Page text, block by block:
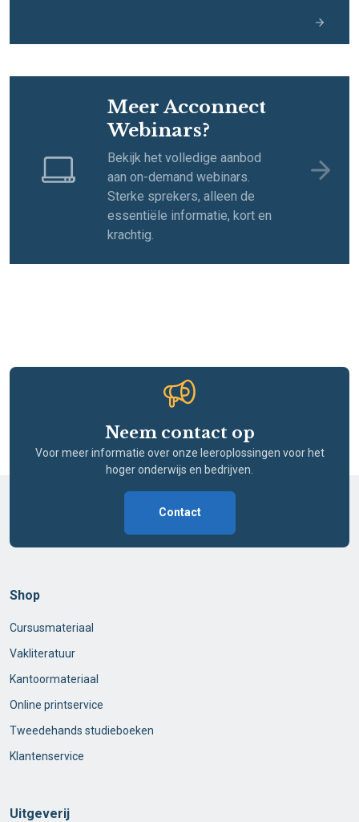
Meer Acconnect
Webinars?
Bekijk het volledige aanbod
aan on-demand webinars.
Sterke sprekers, alleen de
essentiële informatie, kort en
krachtig.
Neem contact op
Voor meer informatie over onze leeroplossingen voor het
hoger onderwijs en bedrijven.
Contact
Shop
Cursusmateriaal
Vakliteratuur
Kantoormateriaal
Online printservice
Tweedehands studieboeken
Klantenservice
Uitgeverij